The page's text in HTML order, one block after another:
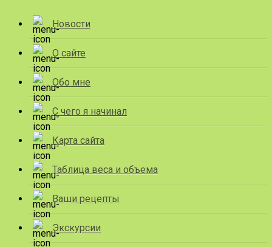
Новости
О сайте
Обо мне
С чего я начинал
Карта сайта
Таблица веса и объема
Ваши рецепты
Экскурсии